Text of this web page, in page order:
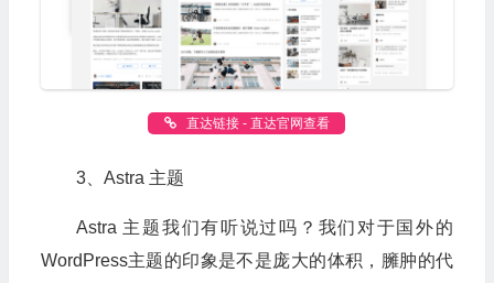
直达链接 - 直达官网查看
3、Astra 主题
Astra 主题我们有听说过吗？我们对于国外的
WordPress主题的印象是不是庞大的体积，臃肿的代